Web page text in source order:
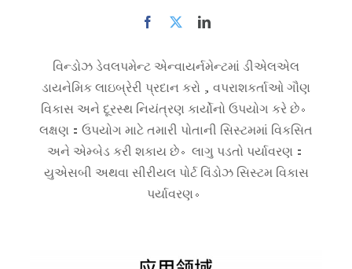
વિન્ડોઝ ડેવલપમેન્ટ એન્વાયર્નમેન્ટમાં ડીએલએલ
ડાયનેમિક લાઇબ્રેરી પ્રદાન કરો，વપરાશકર્તાઓ ગૌણ
વિકાસ અને દૂરસ્થ નિયંત્રણ કાર્યોનો ઉપયોગ કરે છે。
લક્ષણ：ઉપયોગ માટે તમારી પોતાની સિસ્ટમમાં વિકસિત
અને એમ્બેડ કરી શકાય છે。લાગુ પડતો પર્યાવરણ：
યુએસબી અથવા સીરીયલ પોર્ટ વિંડોઝ સિસ્ટમ વિકાસ
પર્યાવરણ。